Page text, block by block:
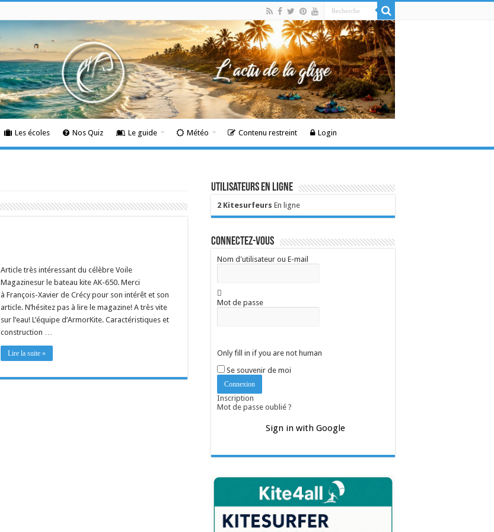
Les écoles Nos Quiz Le guide Météo Contenu restreint Login
Article très intéressant du célèbre Voile
Magazinesur le bateau kite AK-650. Merci
à François-Xavier de Crécy pour son intérêt et son
article. N’hésitez pas à lire le magazine! A très vite
sur l’eau! L’équipe d’ArmorKite. Caractéristiques et
construction …
Lire la suite »
Utilisateurs en ligne
2 Kitesurfeurs En ligne
Connectez-vous
Nom d'utilisateur ou E-mail
Mot de passe
Only fill in if you are not human
Se souvenir de moi
Inscription
Mot de passe oublié ?
Sign in with Google